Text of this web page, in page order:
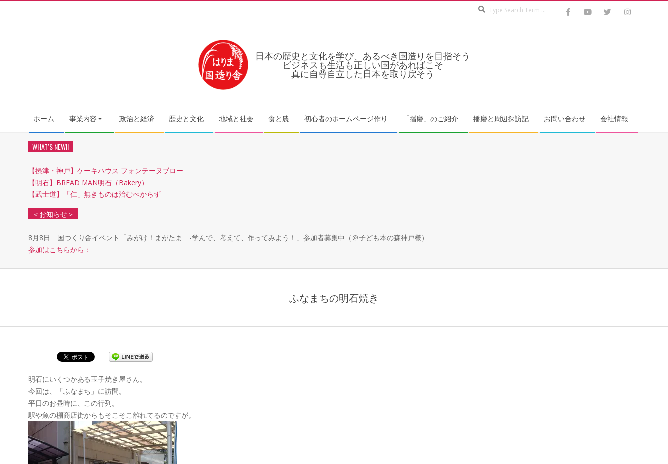
日本の歴史と文化を学び、あるべき国造りを目指そう
ビジネスも生活も正しい国があればこそ
真に自尊自立した日本を取り戻そう
Navigation
Menu
ホーム 事業内容 政治と経済 歴史と文化 地域と社会 食と農 初心者のホームページ作り 「播磨」のご紹介 播磨と周辺探訪記 お問い合わせ 会社情報
WHAT’S NEW!!
【摂津・神戸】ケーキハウス フォンテーヌブロー
【明石】BREAD MAN明石（Bakery）
【武士道】「仁」無きものは治むべからず
＜お知らせ＞
8月8日 国つくり舎イベント「みがけ！まがたま -学んで、考えて、作ってみよう！」参加者募集中（＠子ども本の森神戸様）
参加はこちらから：
ふなまちの明石焼き
明石にいくつかある玉子焼き屋さん。
今回は、「ふなまち」に訪問。
平日のお昼時に、この行列。
駅や魚の棚商店街からもそこそこ離れてるのですが。